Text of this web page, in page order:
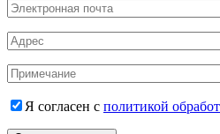
Я согласен с политикой